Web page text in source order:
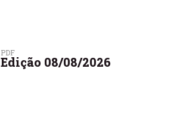
PDF
Edição 08/08/2026